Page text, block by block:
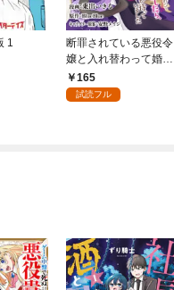
1
断罪されている悪役令
嬢と入れ替わって婚約
者たちをぶっ飛ばした
ら、溺愛が待っていま
165
試読フル